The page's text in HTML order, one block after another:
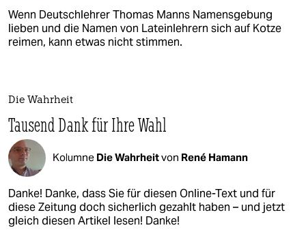
Wenn Deutschlehrer Thomas Manns Namensgebung
lieben und die Namen von Lateinlehrern sich auf Kotze
reimen, kann etwas nicht stimmen.
Die Wahrheit
Tausend Dank für Ihre Wahl
Kolumne Die Wahrheitvon René Hamann
Danke! Danke, dass Sie für diesen Online-Text und für
diese Zeitung doch sicherlich gezahlt haben – und jetzt
gleich diesen Artikel lesen! Danke!​